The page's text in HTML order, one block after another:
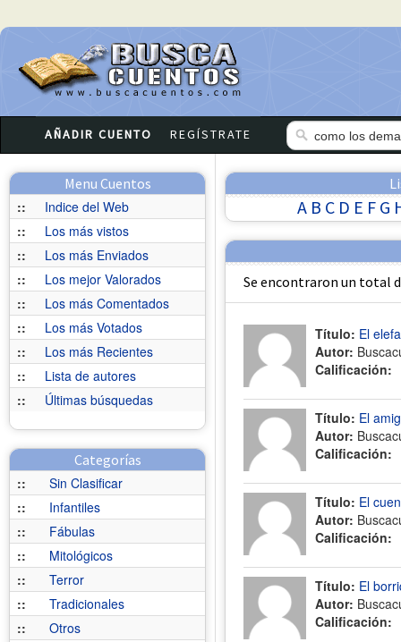
AÑADIR CUENTO REGÍSTRATE
Menu Cuentos
::
Indice del Web
::
Los más vistos
::
Los más Enviados
::
Los mejor Valorados
::
Los más Comentados
::
Los más Votados
::
Los más Recientes
::
Lista de autores
::
Últimas búsquedas
Categorías
::
Sin Clasificar
::
Infantiles
::
Fábulas
::
Mitológicos
::
Terror
::
Tradicionales
::
Otros
A B C D E F G
Se encontraron un total
Título: El
Autor:
Calificación:
Título: El
Autor:
Calificación:
Título: El
Autor:
Calificación:
Título: El
Autor:
Calificación: